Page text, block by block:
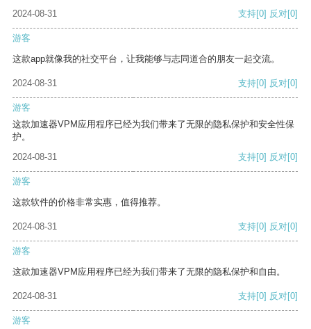
2024-08-31 支持[0] 反对[0]
游客
这款app就像我的社交平台，让我能够与志同道合的朋友一起交流。
2024-08-31 支持[0] 反对[0]
游客
这款加速器VPM应用程序已经为我们带来了无限的隐私保护和安全性保
护。
2024-08-31
支持[0] 反对[0]
游客
这款软件的价格非常实惠，值得推荐。
2024-08-31 支持[0] 反对[0]
游客
这款加速器VPM应用程序已经为我们带来了无限的隐私保护和自由。
2024-08-31 支持[0] 反对[0]
游客